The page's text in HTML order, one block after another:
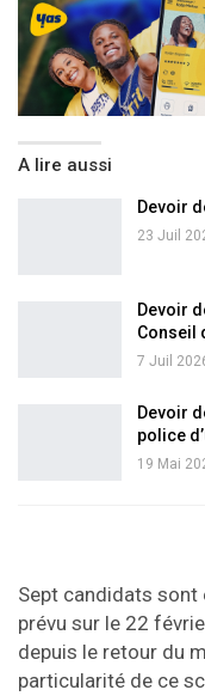
A lire aussi
Devoir
23 Juil
Devoir
Conseil
7 Juil
Devoir
police
19 Mai
Sept candidats sont
prévu sur le 22
depuis le retour du
particularité de ce